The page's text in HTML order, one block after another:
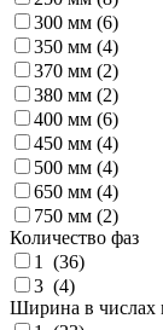
300 мм (6)
350 мм (4)
370 мм (2)
380 мм (2)
400 мм (6)
450 мм (4)
500 мм (4)
650 мм (4)
750 мм (2)
Количество фаз
1 (36)
3 (4)
Ширина в числах